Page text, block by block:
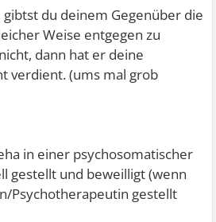
du deinem Gegenüber die
Weise entgegen zu
dann hat er deine
verdient. (ums mal grob
in einer psychosomatischer
gestellt und beweilligt (wenn
Psychotherapeutin gestellt